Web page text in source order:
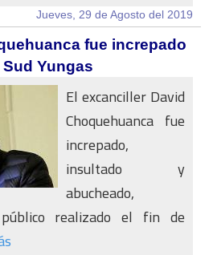
Jueves, 29 de Agosto del 2019
fue increpado
Yungas
El excanciller David
Choquehuanca fue
increpado,
insultado y
abucheado,
realizado el fin de